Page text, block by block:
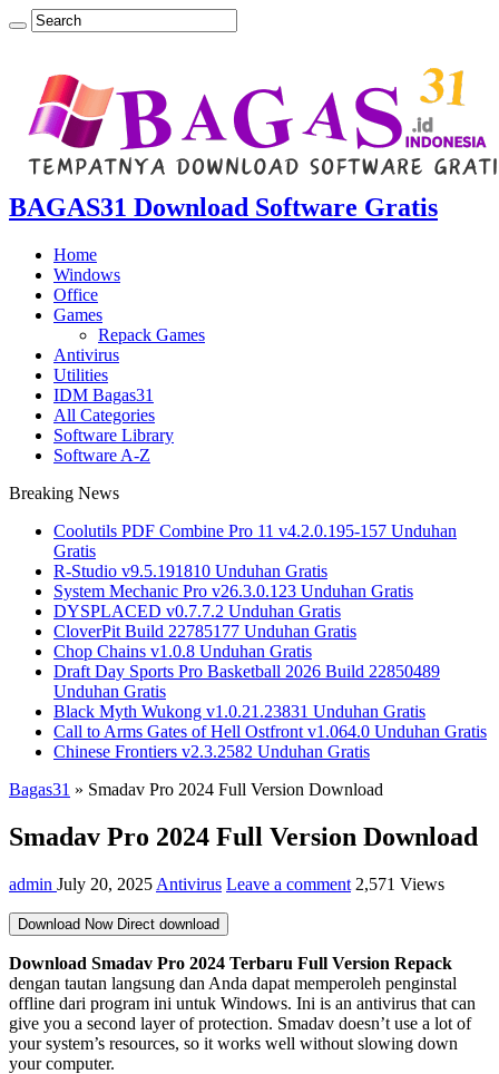
BAGAS31 Download Software Gratis
Home
Windows
Office
Games
Repack Games
Antivirus
Utilities
IDM Bagas31
All Categories
Software Library
Software A-Z
Breaking News
Coolutils PDF Combine Pro 11 v4.2.0.195-157 Unduhan
Gratis
R-Studio v9.5.191810 Unduhan Gratis
System Mechanic Pro v26.3.0.123 Unduhan Gratis
DYSPLACED v0.7.7.2 Unduhan Gratis
CloverPit Build 22785177 Unduhan Gratis
Chop Chains v1.0.8 Unduhan Gratis
Draft Day Sports Pro Basketball 2026 Build 22850489
Unduhan Gratis
Black Myth Wukong v1.0.21.23831 Unduhan Gratis
Call to Arms Gates of Hell Ostfront v1.064.0 Unduhan Gratis
Chinese Frontiers v2.3.2582 Unduhan Gratis
Bagas31 » Smadav Pro 2024 Full Version Download
Smadav Pro 2024 Full Version Download
admin July 20, 2025 Antivirus Leave a comment 2,571 Views
Download Now Direct download
Download Smadav Pro 2024 Terbaru Full Version Repack
dengan tautan langsung dan Anda dapat memperoleh penginstal
offline dari program ini untuk Windows. Ini is an antivirus that can
give you a second layer of protection. Smadav doesn’t use a lot of
your system’s resources, so it works well without slowing down
your computer. ​